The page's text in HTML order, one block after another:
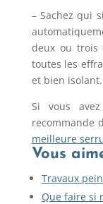
– Sachez qui
deux ou trois
toutes les
et bien isolant.
Si vous
recommande
meilleure
Vous
Travaux
Que faire si